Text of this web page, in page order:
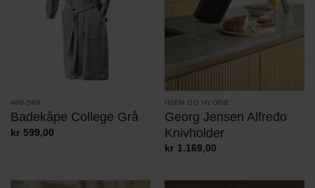
400-599
Badekåpe College Grå
kr 599,00
HJEM OG HYGGE
Georg Jensen Alfredo
Knivholder
kr 1.169,00